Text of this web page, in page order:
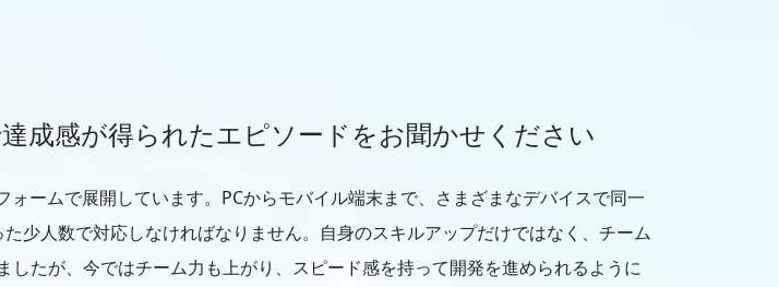
成感が得られたエピソードをお聞かせください
ームで展開しています。PCからモバイル端末まで、さまざまなデバイスで同一
少人数で対応しなければなりません。自身のスキルアップだけではなく、チーム
たが、今ではチーム力も上がり、スピード感を持って開発を進められるように